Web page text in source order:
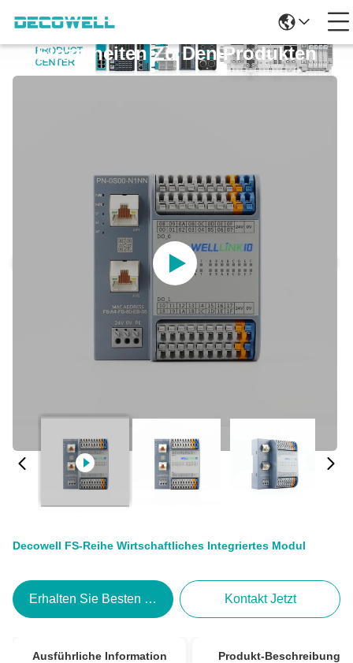
Einzelheiten Zu Den Produkten
Decowell FS-Reihe Wirtschaftliches Integriertes Modul
Erhalten Sie Besten Preis Kontakt Jetzt
Ausführliche Information Produkt-Beschreibung